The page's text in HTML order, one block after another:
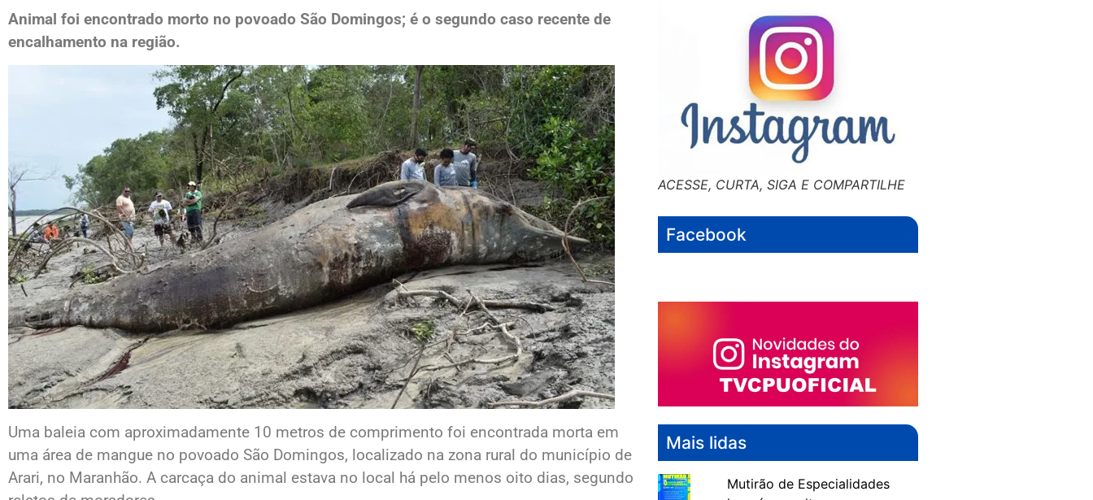
Animal foi encontrado morto no povoado São Domingos; é o segundo caso recente de
encalhamento na região.
Uma baleia com aproximadamente 10 metros de comprimento foi encontrada morta em
uma área de mangue no povoado São Domingos, localizado na zona rural do município de
Arari, no Maranhão. A carcaça do animal estava no local há pelo menos oito dias, segundo
ACESSE, CURTA, SIGA E COMPARTILHE
Facebook
Mais lidas
Mutirão de Especialidades